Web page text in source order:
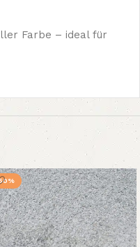
Farbe – ideal für